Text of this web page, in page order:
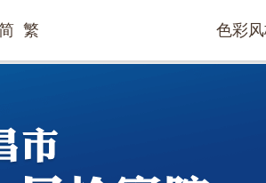
繁 色彩